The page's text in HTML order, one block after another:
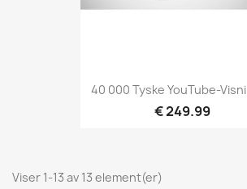
40 000 Tyske YouTube-
€ 249.99
Viser 1-13 av 13 element(er)